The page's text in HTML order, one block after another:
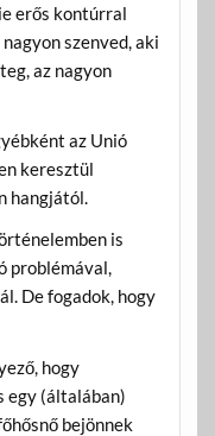
erős kontúrral
szenved, aki
az nagyon
az Unió
keresztül
hangjától.
is
problémával,
De fogadok, hogy
hogy
egy (általában)
bejönnek